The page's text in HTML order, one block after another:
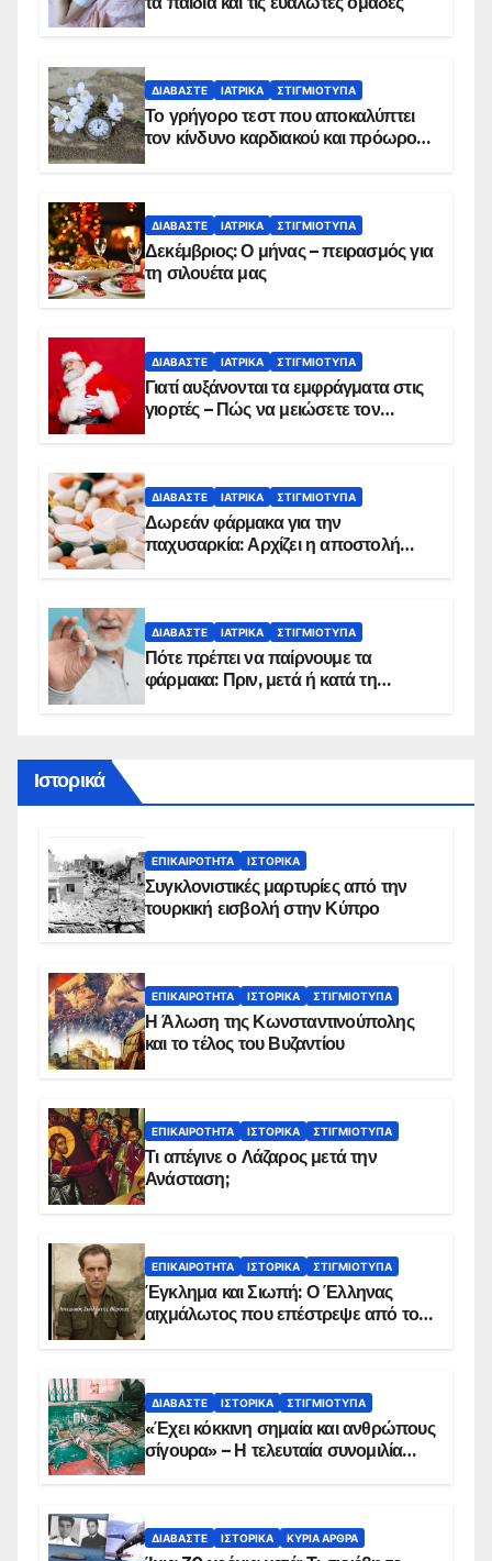
ΔΙΑΒΆΣΤΕ ΙΑΤΡΙΚΆ ΣΤΙΓΜΙΌΤΥΠΑ
Το γρήγορο τεστ που αποκαλύπτει
τον κίνδυνο καρδιακού και πρόωρου
ΔΙΑΒΆΣΤΕ ΙΑΤΡΙΚΆ ΣΤΙΓΜΙΌΤΥΠΑ
Δεκέμβριος: Ο μήνας – πειρασμός για
τη σιλουέτα μας
ΔΙΑΒΆΣΤΕ ΙΑΤΡΙΚΆ ΣΤΙΓΜΙΌΤΥΠΑ
Γιατί αυξάνονται τα εμφράγματα στις
γιορτές – Πώς να μειώσετε τον
ΔΙΑΒΆΣΤΕ ΙΑΤΡΙΚΆ ΣΤΙΓΜΙΌΤΥΠΑ
Δωρεάν φάρμακα για την
παχυσαρκία: Αρχίζει η αποστολή
ΔΙΑΒΆΣΤΕ ΙΑΤΡΙΚΆ ΣΤΙΓΜΙΌΤΥΠΑ
Πότε πρέπει να παίρνουμε τα
φάρμακα: Πριν, μετά ή κατά τη
Ιστορικά
ΕΠΙΚΑΙΡΌΤΗΤΑ ΙΣΤΟΡΙΚΆ
Συγκλονιστικές μαρτυρίες από την
τουρκική εισβολή στην Κύπρο
ΕΠΙΚΑΙΡΌΤΗΤΑ ΙΣΤΟΡΙΚΆ ΣΤΙΓΜΙΌΤΥΠΑ
Η Άλωση της Κωνσταντινούπολης
και το τέλος του Βυζαντίου
ΕΠΙΚΑΙΡΌΤΗΤΑ ΙΣΤΟΡΙΚΆ ΣΤΙΓΜΙΌΤΥΠΑ
Τι απέγινε ο Λάζαρος μετά την
Ανάσταση;
ΕΠΙΚΑΙΡΌΤΗΤΑ ΙΣΤΟΡΙΚΆ ΣΤΙΓΜΙΌΤΥΠΑ
Έγκλημα και Σιωπή: Ο Έλληνας
αιχμάλωτος που επέστρεψε από το
ΔΙΑΒΆΣΤΕ ΙΣΤΟΡΙΚΆ ΣΤΙΓΜΙΌΤΥΠΑ
«Έχει κόκκινη σημαία και ανθρώπους
σίγουρα» – Η τελευταία συνομιλία
ΔΙΑΒΆΣΤΕ ΙΣΤΟΡΙΚΆ ΚΥΡΙΑ ΑΡΘΡΑ